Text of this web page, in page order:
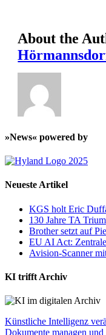
About the
»News« powered by
Neueste Artikel
KGS holt Eric
130 Jahre TA
Brother setzt auf
EU AI Act:
Avision-Scanner
KI trifft Archiv
Künstliche Intelligenz
Dokumente managen